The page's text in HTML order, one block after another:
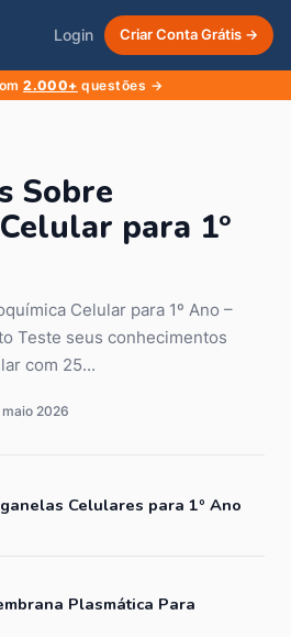
Login Criar Conta Grátis →
2.000+ questões →
Sobre
para 1º
Celular para 1º Ano –
Teste seus conhecimentos
com 25...
maio 2026
Celulares para 1º Ano
Plasmática Para